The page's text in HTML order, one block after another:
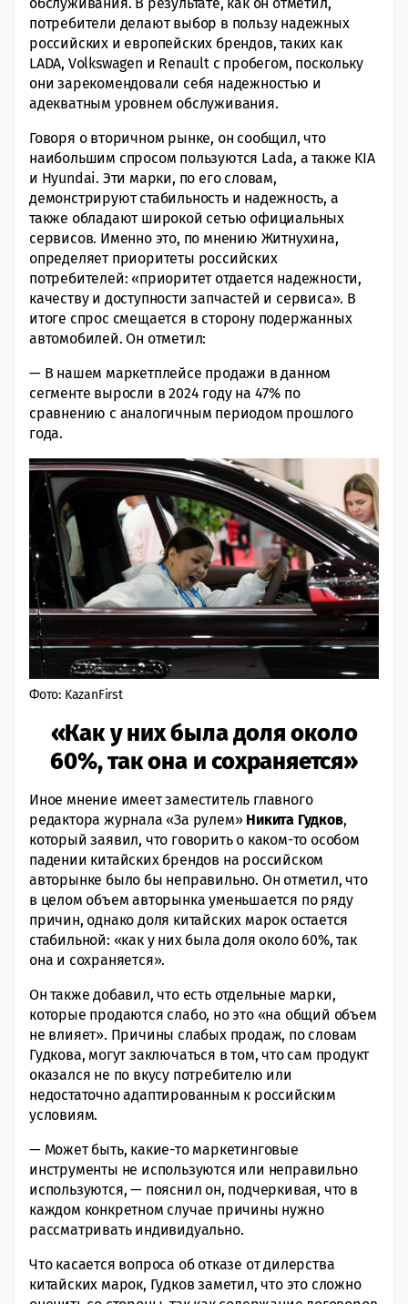
потребители делают выбор в пользу надежных
российских и европейских брендов, таких как
LADA, Volkswagen и Renault с пробегом, поскольку
они зарекомендовали себя надежностью и
адекватным уровнем обслуживания.
Говоря о вторичном рынке, он сообщил, что
наибольшим спросом пользуются Lada, а также KIA
и Hyundai. Эти марки, по его словам,
демонстрируют стабильность и надежность, а
также обладают широкой сетью официальных
сервисов. Именно это, по мнению Житнухина,
определяет приоритеты российских
потребителей: «приоритет отдается надежности,
качеству и доступности запчастей и сервиса». В
итоге спрос смещается в сторону подержанных
автомобилей. Он отметил:
— В нашем маркетплейсе продажи в данном
сегменте выросли в 2024 году на 47% по
сравнению с аналогичным периодом прошлого
года.
Фото: KazanFirst
«Как у них была доля около
60%, так она и сохраняется»
Иное мнение имеет заместитель главного
редактора журнала «За рулем» Никита Гудков,
который заявил, что говорить о каком-то особом
падении китайских брендов на российском
авторынке было бы неправильно. Он отметил, что
в целом объем авторынка уменьшается по ряду
причин, однако доля китайских марок остается
стабильной: «как у них была доля около 60%, так
она и сохраняется».
Он также добавил, что есть отдельные марки,
которые продаются слабо, но это «на общий объем
не влияет». Причины слабых продаж, по словам
Гудкова, могут заключаться в том, что сам продукт
оказался не по вкусу потребителю или
недостаточно адаптированным к российским
условиям.
— Может быть, какие-то маркетинговые
инструменты не используются или неправильно
используются, — пояснил он, подчеркивая, что в
каждом конкретном случае причины нужно
рассматривать индивидуально.
Что касается вопроса об отказе от дилерства
китайских марок, Гудков заметил, что это сложно